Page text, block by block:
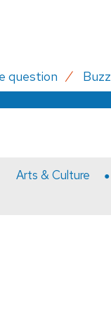
question Buzz
Arts & Culture